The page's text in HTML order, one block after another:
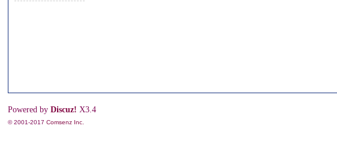
Powered byDiscuz! X3.4
© 2001-2017Comsenz Inc.